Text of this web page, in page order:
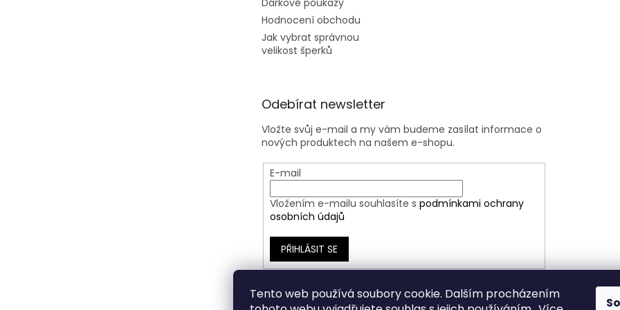
Tento web používá soubory cookie. Dalším procházením
Hodnocení obchodu
Jak vybrat správnou
velikost šperků
Odebírat newsletter
Vložte svůj e-mail a my vám budeme zasílat informace o
nových produktech na našem e-shopu.
E-mail
Vložením e-mailu souhlasíte s podmínkami ochrany
osobních údajů
PŘIHLÁSIT SE